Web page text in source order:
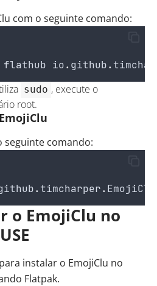
com o seguinte comando:
flathub io. github.
sudo , execute o
root.
seguinte comando:
. timcharper. EmojiClu
o EmojiClu no
instalar o EmojiClu no
Flatpak.